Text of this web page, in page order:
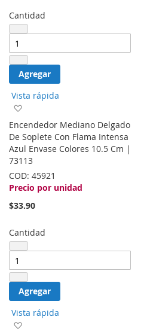
Cantidad
Agregar
Vista rápida
la
lista
de
deseos
Encendedor Mediano Delgado
De Soplete Con Flama Intensa
Azul Envase Colores 10.5 Cm |
73113
COD: 45921
Precio por unidad
$33.90
Cantidad
Agregar
Vista rápida